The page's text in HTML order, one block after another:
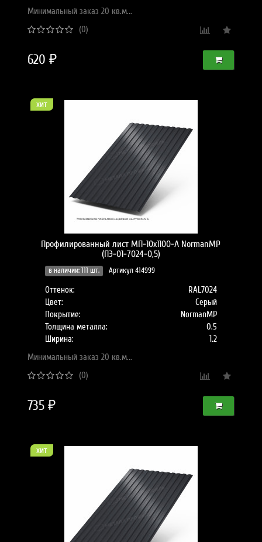
Минимальный заказ 20 кв.м...
(0)
620 ₽
хит
Профилированный лист МП-10x1100-A NormanMP
(ПЭ-01-7024-0,5)
в наличии: 111 шт. Артикул 414999
Оттенок:
RAL7024
Цвет:
Серый
Покрытие:
NormanMP
Толщина металла:
0.5
Ширина:
1.2
Минимальный заказ 20 кв.м...
(0)
735 ₽
хит